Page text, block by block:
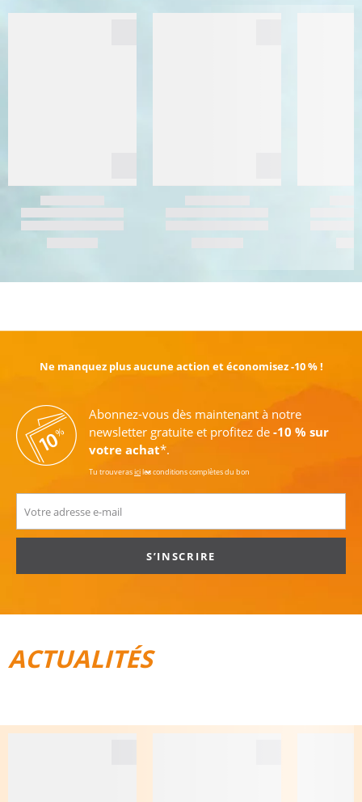
Ne manquez plus aucune action et économisez -10 % !
Abonnez-vous dès maintenant à notre
newsletter gratuite et profitez de -10 % sur
votre achat*.
Tu trouverasiciles conditions complètes du bon
S’INSCRIRE
ACTUALITÉS